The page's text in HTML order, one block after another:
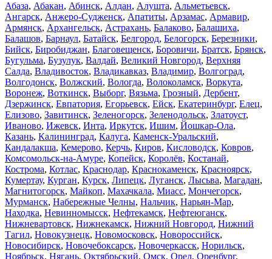
Абаза, Абакан, Абинск, Алдан, Алушта, Альметьевск,
Ангарск, Анжеро-Судженск, Апатиты, Арзамас, Армавир,
Армянск, Архангельск, Астрахань, Балаково, Балашиха,
Балашов, Барнаул, Батайск, Белгород, Белогорск, Березники,
Бийск, Биробиджан, Благовещенск, Боровичи, Братск, Брянск,
Бугульма, Бузулук, Валдай, Великий Новгород, Верхняя
Салда, Владивосток, Владикавказ, Владимир, Волгоград,
Волгодонск, Волжский, Вологда, Волоколамск, Воркута,
Воронеж, Воткинск, Выборг, Вязьма, Грозный, Дербент,
Дзержинск, Евпатория, Егорьевск, Ейск, Екатеринбург, Елец,
Елизово, Завитинск, Зеленогорск, Зеленодольск, Златоуст,
Иваново, Ижевск, Инта, Иркутск, Ишим, Йошкар-Ола,
Казань, Калининград, Калуга, Каменск-Уральский,
Кандалакша, Кемерово, Керчь, Киров, Кисловодск, Ковров,
Комсомольск-на-Амуре, Копейск, Королёв, Костанай,
Кострома, Котлас, Краснодар, Краснокаменск, Красноярск,
Кумертау, Курган, Курск, Липецк, Луганск, Лысьва, Магадан,
Магнитогорск, Майкоп, Махачкала, Миасс, Мончегорск,
Мурманск, Набережные Челны, Нальчик, Нарьян-Мар,
Находка, Невинномысск, Нефтекамск, Нефтеюганск,
Нижневартовск, Нижнекамск, Нижний Новгород, Нижний
Тагил, Новокузнецк, Новомосковск, Новороссийск,
Новосибирск, Новочебоксарск, Новочеркасск, Норильск,
Ноябрьск, Нягань, Октябрьский, Омск, Орел, Оренбург,